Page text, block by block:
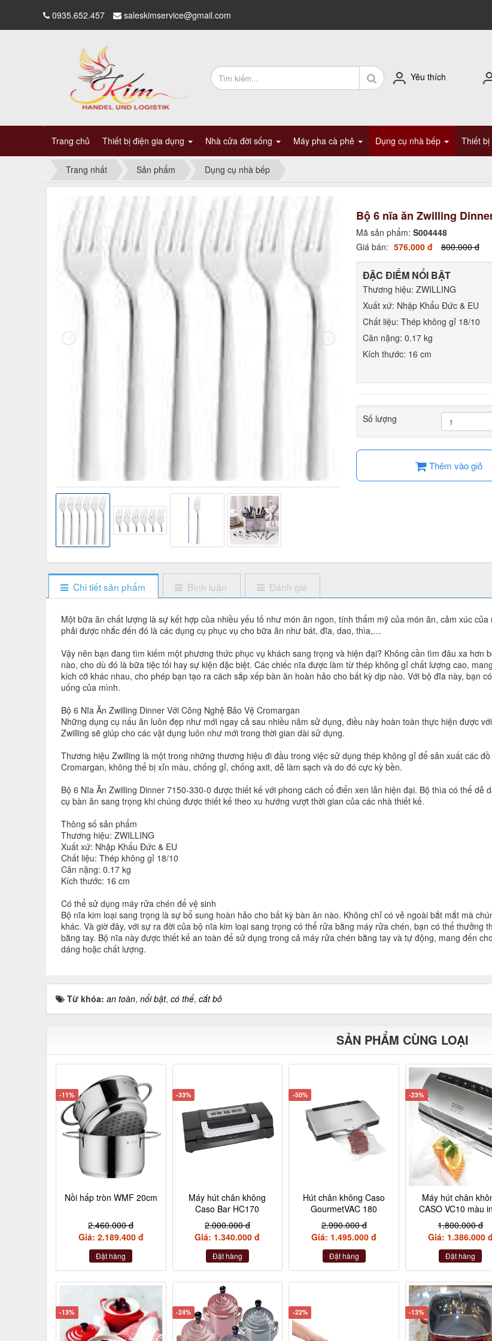
0935.652.457 saleskimservice@gmail.com
Yêu thích
Trang chủ Thiết bị điện gia dụng Nhà cửa đời sống Máy pha cà phê Dụng cụ nhà bếp Thiết bị
Trang nhất Sản phẩm Dụng cụ nhà bếp
Bộ 6 nĩa ăn Zwilling
Mã sản phẩm: S004448
Giá bán: 576.000 đ 800.000 đ
ĐẶC ĐIỂM NỔI BẬT
Thương hiệu: ZWILLING
Xuất xứ: Nhập Khẩu Đức & EU
Chất liệu: Thép không gỉ 18/10
Cân nặng: 0.17 kg
Kích thước: 16 cm
Số lượng
Thêm vào giỏ
Chi tiết sản phẩm Bình luận Đánh giá
Một bữa ăn chất lượng là sự kết hợp của nhiều yếu tố như món ăn ngon, tính thẩm mỹ của món ăn, cảm xúc
phải được nhắc đến đó là các dụng cụ phục vụ cho bữa ăn như bát, đĩa, dao, thìa,…
Vậy nên bạn đang tìm kiếm một phương thức phục vụ khách sang trọng và hiện đại? Không cần tìm đâu xa hơn
nào, cho dù đó là bữa tiệc tối hay sự kiện đặc biệt. Các chiếc nĩa được làm từ thép không gỉ chất lượng cao,
kích cỡ khác nhau, cho phép bạn tạo ra cách sắp xếp bàn ăn hoàn hảo cho bất kỳ dịp nào. Với bộ đĩa này, bạn
uống của mình.
Bộ 6 Nĩa Ăn Zwilling Dinner Với Công Nghệ Bảo Vệ Cromargan
Những dụng cụ nấu ăn luôn đẹp như mới ngay cả sau nhiều năm sử dụng, điều này hoàn toàn thực hiện được
Zwilling sẽ giúp cho các vật dụng luôn như mới trong thời gian dài sử dụng.
Thương hiệu Zwilling là một trong những thương hiệu đi đầu trong việc sử dụng thép không gỉ để sản xuất các
Cromargan, không thể bị xỉn màu, chống gỉ, chống axit, dễ làm sạch và do đó cực kỳ bền.
Bộ 6 Nĩa Ăn Zwilling Dinner 7150-330-0 được thiết kế với phong cách cổ điển xen lẫn hiện đại. Bộ thìa có thể
cụ bàn ăn sang trọng khi chúng được thiết kế theo xu hướng vượt thời gian của các nhà thiết kế.
Thông số sản phẩm
Thương hiệu: ZWILLING
Xuất xứ: Nhập Khẩu Đức & EU
Chất liệu: Thép không gỉ 18/10
Cân nặng: 0.17 kg
Kích thước: 16 cm
Có thể sử dụng máy rửa chén để vệ sinh
Bộ nĩa kim loại sang trọng là sự bổ sung hoàn hảo cho bất kỳ bàn ăn nào. Không chỉ có vẻ ngoài bắt mắt mà
khác. Và giờ đây, với sự ra đời của bộ nĩa kim loại sang trọng có thể rửa bằng máy rửa chén, bạn có thể thưởng
bằng tay. Bộ nĩa này được thiết kế an toàn để sử dụng trong cả máy rửa chén bằng tay và tự động, mang đến
dáng hoặc chất lượng.
Từ khóa: an toàn, nổi bật, có thể, cắt bỏ
SẢN PHẨM CÙNG LOẠI
-11%
Nồi hấp tròn WMF 20cm
2.460.000 đ
Giá: 2.189.400 đ
Đặt hàng
-33%
Máy hút chân không
Caso Bar HC170
2.000.000 đ
Giá: 1.340.000 đ
Đặt hàng
-50%
Hút chân không Caso
GourmetVAC 180
2.990.000 đ
Giá: 1.495.000 đ
Đặt hàng
-23%
Máy hút chân
CASO VC10 màu
1.800.000 đ
Giá: 1.386.000
Đặt hàng
-13% -24% -22% -13%